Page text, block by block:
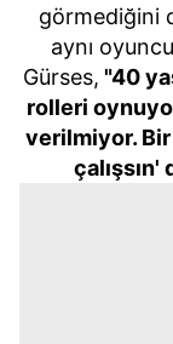
görmediğini
aynı
Gürses, "40
rolleri
verilmiyor. Bir
çalışsın'